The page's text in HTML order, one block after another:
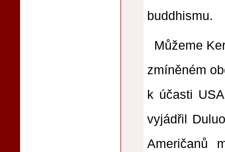
buddhismu.
Můžeme
zmíněném
k účasti
vyjádřil
Američanů